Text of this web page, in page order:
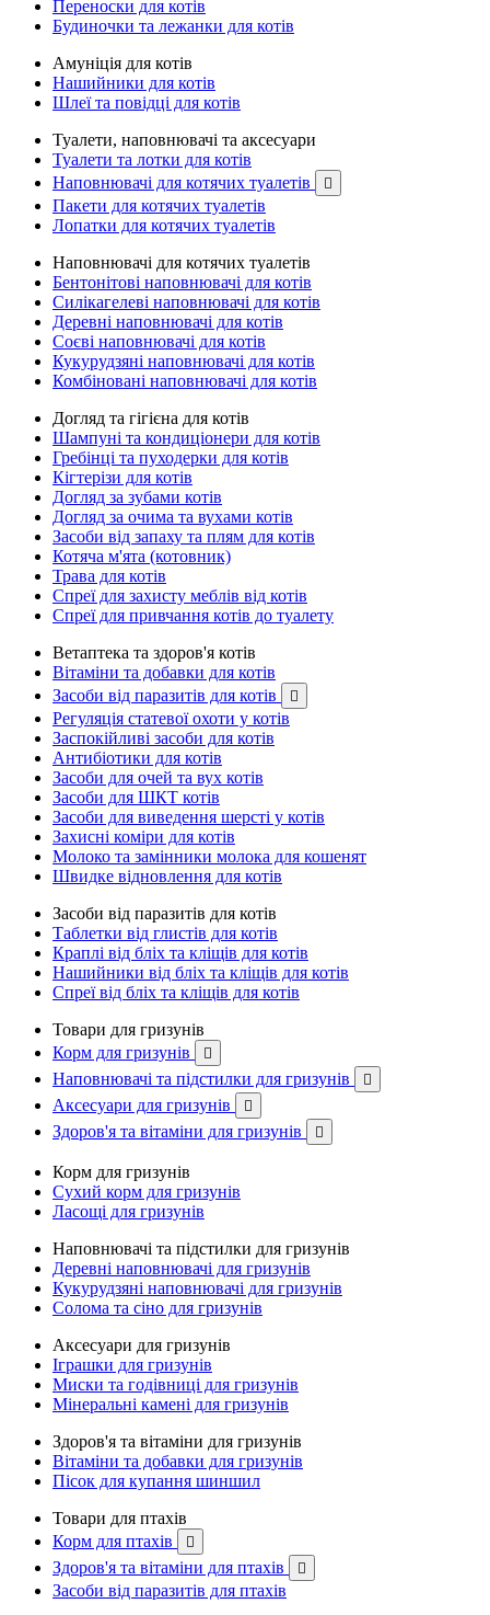
Переноски для котів
Будиночки та лежанки для котів
Амуніція для котів
Нашийники для котів
Шлеї та повідці для котів
Туалети, наповнювачі та аксесуари
Туалети та лотки для котів
Наповнювачі для котячих туалетів

Пакети для котячих туалетів
Лопатки для котячих туалетів
Наповнювачі для котячих туалетів
Бентонітові наповнювачі для котів
Силікагелеві наповнювачі для котів
Деревні наповнювачі для котів
Соєві наповнювачі для котів
Кукурудзяні наповнювачі для котів
Комбіновані наповнювачі для котів
Догляд та гігієна для котів
Шампуні та кондиціонери для котів
Гребінці та пуходерки для котів
Кігтерізи для котів
Догляд за зубами котів
Догляд за очима та вухами котів
Засоби від запаху та плям для котів
Котяча м'ята (котовник)
Трава для котів
Спреї для захисту меблів від котів
Спреї для привчання котів до туалету
Ветаптека та здоров'я котів
Вітаміни та добавки для котів
Засоби від паразитів для котів

Регуляція статевої охоти у котів
Заспокійливі засоби для котів
Антибіотики для котів
Засоби для очей та вух котів
Засоби для ШКТ котів
Засоби для виведення шерсті у котів
Захисні коміри для котів
Молоко та замінники молока для кошенят
Швидке відновлення для котів
Засоби від паразитів для котів
Таблетки від глистів для котів
Краплі від бліх та кліщів для котів
Нашийники від бліх та кліщів для котів
Спреї від бліх та кліщів для котів
Товари для гризунів
Корм для гризунів

Наповнювачі та підстилки для гризунів 
Аксесуари для гризунів 
Здоров'я та вітаміни для гризунів 
Корм для гризунів
Сухий корм для гризунів
Ласощі для гризунів
Наповнювачі та підстилки для гризунів
Деревні наповнювачі для гризунів
Кукурудзяні наповнювачі для гризунів
Солома та сіно для гризунів
Аксесуари для гризунів
Іграшки для гризунів
Миски та годівниці для гризунів
Мінеральні камені для гризунів
Здоров'я та вітаміни для гризунів
Вітаміни та добавки для гризунів
Пісок для купання шиншил
Товари для птахів
Корм для птахів

Здоров'я та вітаміни для птахів 
Засоби від паразитів для птахів